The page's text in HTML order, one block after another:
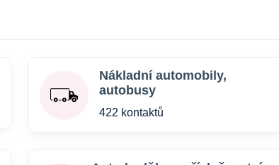
Nákladní automobily,
autobusy
422 kontaktů